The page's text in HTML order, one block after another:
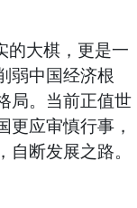
的大棋，更是一
弱中国经济根
局。当前正值世
更应审慎行事，
断发展之路。